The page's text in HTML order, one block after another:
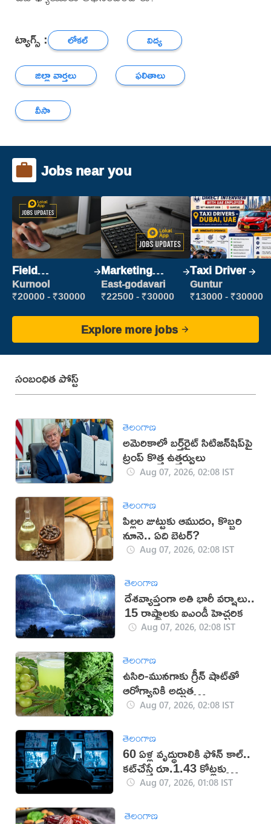
ట్యాగ్స్ : లోకల్
విద్య
జిల్లా వార్తలు
ఫలితాలు
వీసా
Jobs near you
Field
Marketing
Executive
Kurnool
₹20000 - ₹30000
Marketing
Executive
East-godavari
₹22500 - ₹30000
Taxi Driver
Guntur
₹13000 - ₹30000
Explore more jobs
సంబంధిత పోస్ట్
తెలంగాణ
అమెరికాలో బర్త్‌రైట్ సిటిజన్‌షిప్‌పై
ట్రంప్ కొత్త ఉత్తర్వులు
Aug 07, 2026, 02:08 IST
తెలంగాణ
పిల్లల జుట్టుకు ఆముదం, కొబ్బరి
నూనె.. ఏది బెటర్?
Aug 07, 2026, 02:08 IST
తెలంగాణ
దేశవ్యాప్తంగా అతి భారీ వర్షాలు..
15 రాష్ట్రాలకు ఐఎండీ హెచ్చరిక
Aug 07, 2026, 02:08 IST
తెలంగాణ
ఉసిరి-మునగాకు గ్రీన్ షాట్‌తో
ఆరోగ్యానికి అద్భుత
ప్రయోజనాలు!
Aug 07, 2026, 02:08 IST
తెలంగాణ
60 ఏళ్ల వృద్ధురాలికి ఫోన్ కాల్..
కట్‌చేస్తే రూ.1.43 కోట్లకు
టోకరాAug 07, 2026, 01:08 IST
తెలంగాణ